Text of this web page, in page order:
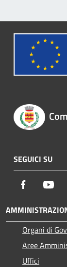
SEGUICI SU
Facebook
Organi di
Aree
Uffici